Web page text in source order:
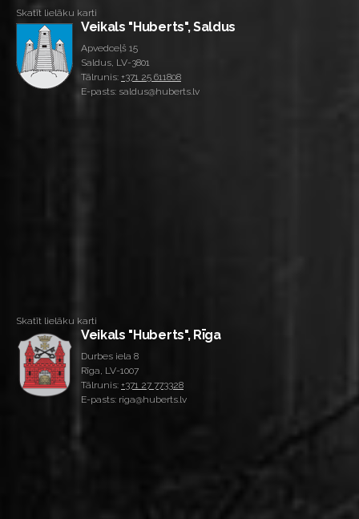
Skatīt lielāku karti
Veikals "Huberts", Saldus
Apvedceļš 15
Saldus, LV-3801
Tālrunis: +371 25 611808
E-pasts: saldus@huberts.lv
Skatīt lielāku karti
Veikals "Huberts", Rīga
Durbes iela 8
Rīga, LV-1007
Tālrunis: +371 27 773328
E-pasts: riga@huberts.lv